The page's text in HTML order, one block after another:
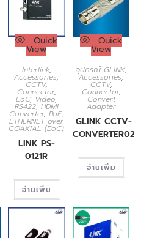
Quick
View
Interlink,
Accessories,
CCTV,
Connector,
EoC, Video,
RS422, HDMI
Converter,PoE,
ETHERNET over
COAXIAL (EoC)
LINK PS-
0121R
อ่านเพิ่ม
Quick
View
อุปกรณ์ GLINK,
Accessories,
CCTV,
Connector,
Convert
Adapter
GLINK CCTV-
CONVERTER02
อ่านเพิ่ม